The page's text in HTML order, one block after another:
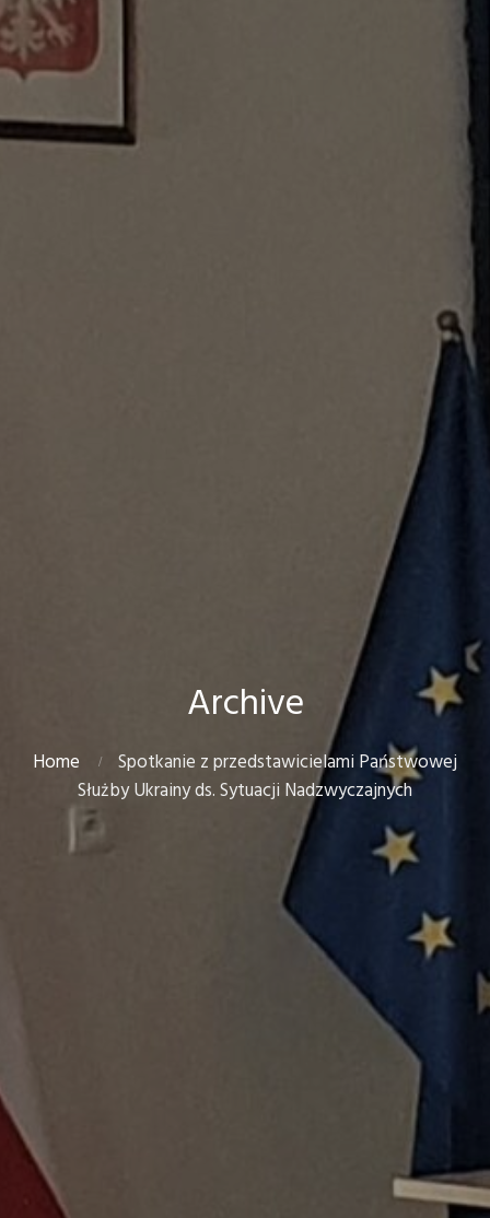
Archive
Home
Spotkanie z przedstawicielami Państwowej
Służby Ukrainy ds. Sytuacji Nadzwyczajnych